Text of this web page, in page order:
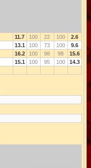
11.7 100 22 100
2.6
13.1 100 73 100
9.6
16.2 100 98 98
15.6
15.1 100 95 100 14.3